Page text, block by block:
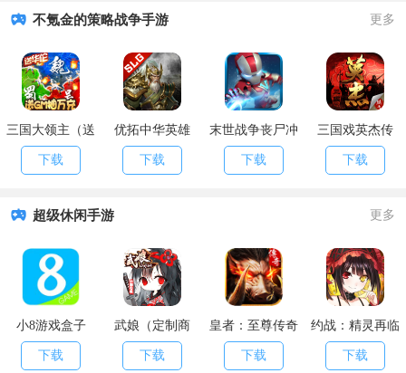
不氪金的策略战争手游 更多
三国大领主（送
GM抽万充）
下载
优拓中华英雄
（送百抽）
下载
末世战争丧尸冲
突
下载
三国戏英杰传
下载
超级休闲手游 更多
小8游戏盒子
下载
武娘（定制商
城）
下载
皇者：至尊传奇
下载
约战：精灵再临
下载